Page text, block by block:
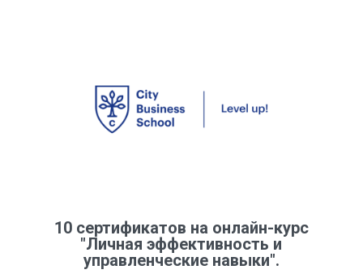
10 сертификатов на онлайн-курс
"Личная эффективность и
управленческие навыки".